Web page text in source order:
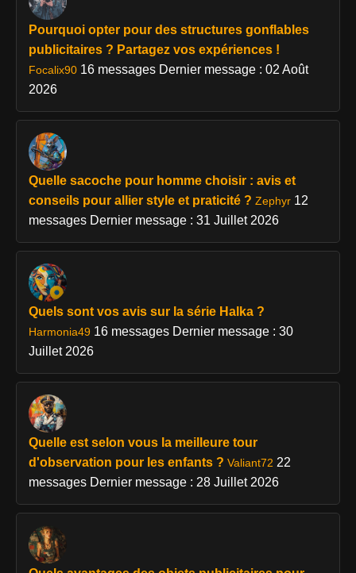
Pourquoi opter pour des structures gonflables
publicitaires ? Partagez vos expériences !
Focalix90 16 messages Dernier message : 02 Août
2026
Quelle sacoche pour homme choisir : avis et
conseils pour allier style et praticité ? Zephyr 12
messages Dernier message : 31 Juillet 2026
Quels sont vos avis sur la série Halka ?
Harmonia49 16 messages Dernier message : 30
Juillet 2026
Quelle est selon vous la meilleure tour
d'observation pour les enfants ? Valiant72 22
messages Dernier message : 28 Juillet 2026